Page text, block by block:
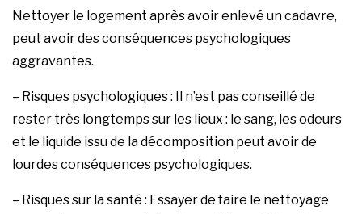
Nettoyer le logement après avoir enlevé un cadavre,
peut avoir des conséquences psychologiques
aggravantes.
– Risques psychologiques : Il n’est pas conseillé de
rester très longtemps sur les lieux : le sang, les odeurs
et le liquide issu de la décomposition peut avoir de
lourdes conséquences psychologiques.
– Risques sur la santé : Essayer de faire le nettoyage